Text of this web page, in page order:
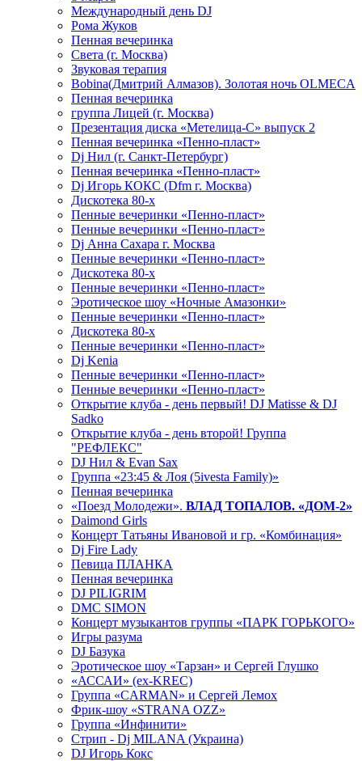
Международный день DJ
Рома Жуков
Пенная вечеринка
Света (г. Москва)
Звуковая терапия
Bobina(Дмитрий Алмазов). Золотая ночь OLMECA
Пенная вечеринка
группа Лицей (г. Москва)
Презентация диска «Метелица-С» выпуск 2
Пенная вечеринка «Пенно-пласт»
Dj Нил (г. Санкт-Петербург)
Пенная вечеринка «Пенно-пласт»
Dj Игорь КОКС (Dfm г. Москва)
Дискотека 80-х
Пенные вечеринки «Пенно-пласт»
Пенные вечеринки «Пенно-пласт»
Dj Анна Сахара г. Москва
Пенные вечеринки «Пенно-пласт»
Дискотека 80-х
Пенные вечеринки «Пенно-пласт»
Эротическое шоу «Ночные Амазонки»
Пенные вечеринки «Пенно-пласт»
Дискотека 80-х
Пенные вечеринки «Пенно-пласт»
Dj Kenia
Пенные вечеринки «Пенно-пласт»
Пенные вечеринки «Пенно-пласт»
Открытие клуба - день первый! DJ Matisse & DJ
Sadko
Открытие клуба - день второй! Группа
"РЕФЛЕКС"
DJ Нил & Evan Sax
Группа «23:45 & Лоя (5ivesta Family)»
Пенная вечеринка
«Поезд Молодежи». ВЛАД ТОПАЛОВ. «ДОМ-2»
Daimond Girls
Концерт Татьяны Ивановой и гр. «Комбинация»
Dj Fire Lady
Певица ПЛАНКА
Пенная вечеринка
DJ PILIGRIM
DMC SIMON
Концерт музыкантов группы «ПАРК ГОРЬКОГО»
Игры разума
DJ Базука
Эротическое шоу «Тарзан» и Сергей Глушко
«АССАИ» (ex-KREC)
Группа «CARMAN» и Сергей Лемох
Фрик-шоу «STRANA OZZ»
Группа «Инфинити»
Стрип - Dj MILANA (Украина)
DJ Игорь Кокс